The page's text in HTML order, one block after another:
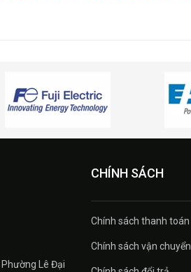
Phường Lê Đại
CHÍNH SÁCH
Chính sách thanh toán
Chính sách vận chuyển